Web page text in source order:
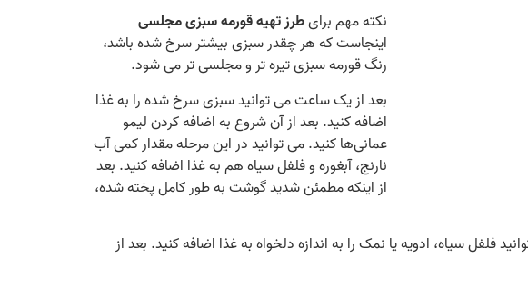
نکته مهم برایطرز تهیه قورمه سبزی مجلسی
اینجاست که هر چقدر سبزی بیشتر سرخ شده باشد،
رنگ قورمه سبزی تیره‌ تر و مجلسی‌ تر می‌ شود.
بعد از یک ساعت می‌ توانید سبزی سرخ شده را به غذا
اضافه کنید. بعد از آن شروع به اضافه کردن لیمو
عمانی‌‌ها کنید. می‌ توانید در این مرحله مقدار کمی آب
نارنج، آبغوره و فلفل سیاه هم به غذا اضافه کنید. بعد
از اینکه مطمئن شدید گوشت به طور کامل پخته شده،
کم شده، می‌ توانید به آن آب اضافه کنید‌. در ۱۵ دقیقه نهایی می‌ توانید فلفل سیاه، ادویه یا نمک را به اندازه دلخواه به غذا اضافه کنید. بعد از